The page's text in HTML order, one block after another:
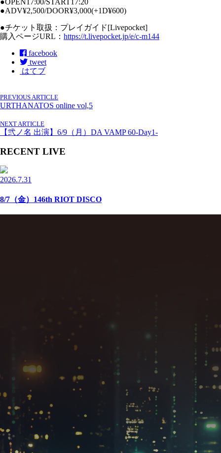
●ADV¥2,500/DOOR¥3,000(+1D¥600)
●チケット取扱：プレイガイド[Livepocket]
購入ページURL： https://t.livepocket.jp/e/c-m144
facebook
tweet
はてブ
PREVIOUS ARTICLE
URTHANATOS online vol,5
NEXT ARTICLE
【弐ノ名 出演】6/9（月）DA VAMP 60-Day1-
RECENT LIVE
2026.7.31
8/7（金）146th RIOT DISCO